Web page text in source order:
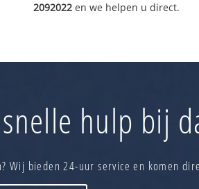
2092022 en we helpen u direct.
hulp bij
Wij bieden 24-uur service en komen